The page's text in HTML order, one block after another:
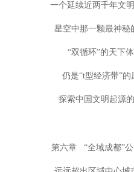
一个延续近两千年文
星空中那一颗最神秘
“双循环”的天下
仍是“t型经济带”的
探索中国文明起源
第六章 “全域成都”